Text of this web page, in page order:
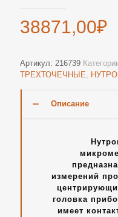
38871,00₽
Артикул: 216739
ТРЕХТОЧЕЧНЫЕ,
Описание
измерений
головка
имеет